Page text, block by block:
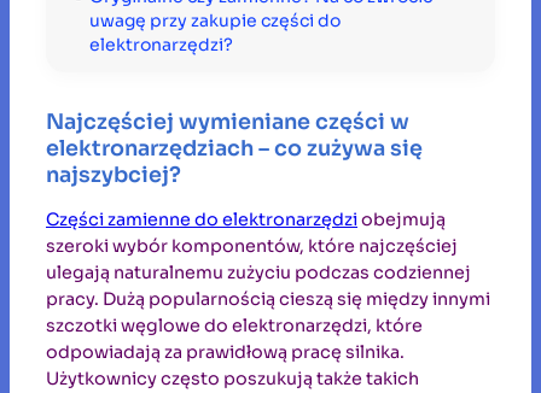
uwagę przy zakupie części do
elektronarzędzi?
Najczęściej wymieniane części w
elektronarzędziach – co zużywa się
najszybciej?
Części zamienne do elektronarzędzi obejmują
szeroki wybór komponentów, które najczęściej
ulegają naturalnemu zużyciu podczas codziennej
pracy. Dużą popularnością cieszą się między innymi
szczotki węglowe do elektronarzędzi, które
odpowiadają za prawidłową pracę silnika.
Użytkownicy często poszukują także takich